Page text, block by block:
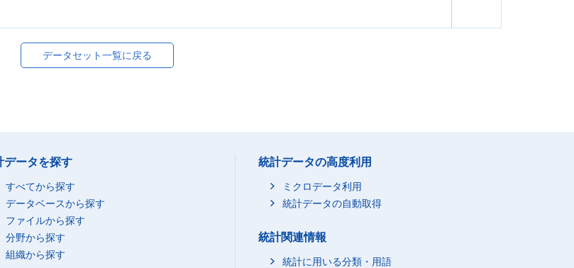
データセット一覧に戻る
データを探す
すべてから探す
データベースから探す
ファイルから探す
分野から探す
組織から探す
統計データの高度利用
ミクロデータ利用
統計データの自動取得
統計関連情報
統計に用いる分類・用語